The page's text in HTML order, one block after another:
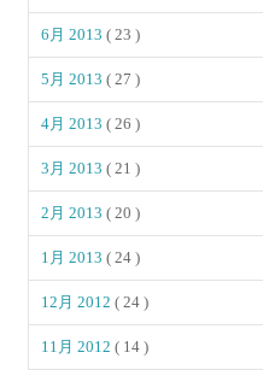
6月 2013( 23 )
5月 2013( 27 )
4月 2013( 26 )
3月 2013( 21 )
2月 2013( 20 )
1月 2013( 24 )
12月 2012( 24 )
11月 2012( 14 )